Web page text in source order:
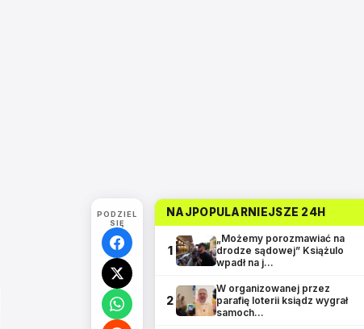
PODZIEL
SIĘ
NAJPOPULARNIEJSZE 24H
1
„Możemy porozmawiać na
drodze sądowej” Książulo
wpadł na j…
2
W organizowanej przez
parafię loterii ksiądz wygrał
samoch…